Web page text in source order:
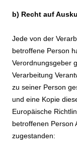
b) Recht auf
Jede von der
betroffene Person
Verordnungsgeber
Verarbeitung
zu seiner Person
und eine Kopie
Europäische
betroffenen Person
zugestanden: